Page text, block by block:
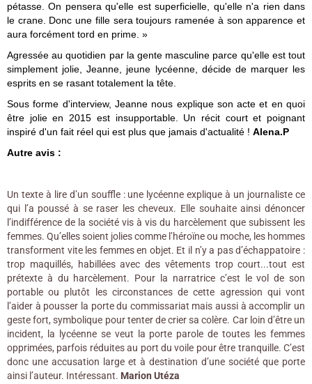
pétasse. On pensera qu'elle est superficielle, qu'elle n'a rien dans
le crane. Donc une fille sera toujours ramenée à son apparence et
aura forcément tord en prime. »
Agressée au quotidien par la gente masculine parce qu'elle est tout
simplement jolie, Jeanne, jeune lycéenne, décide de marquer les
esprits en se rasant totalement la tête.
Sous forme d'interview, Jeanne nous explique son acte et en quoi
être jolie en 2015 est insupportable. Un récit court et poignant
inspiré d'un fait réel qui est plus que jamais d'actualité ! Alena.P
Autre avis :
Un texte à lire d’un souffle : une lycéenne explique à un journaliste ce
qui l’a poussé à se raser les cheveux. Elle souhaite ainsi dénoncer
l’indifférence de la société vis à vis du harcèlement que subissent les
femmes. Qu’elles soient jolies comme l’héroïne ou moche, les hommes
transforment vite les femmes en objet. Et il n’y a pas d’échappatoire :
trop maquillés, habillées avec des vêtements trop court...tout est
prétexte à du harcèlement. Pour la narratrice c’est le vol de son
portable ou plutôt les circonstances de cette agression qui vont
l’aider à pousser la porte du commissariat mais aussi à accomplir un
geste fort, symbolique pour tenter de crier sa colère. Car loin d’être un
incident, la lycéenne se veut la porte parole de toutes les femmes
opprimées, parfois réduites au port du voile pour être tranquille. C’est
donc une accusation large et à destination d’une société que porte
ainsi l’auteur. Intéressant. Marion Utéza